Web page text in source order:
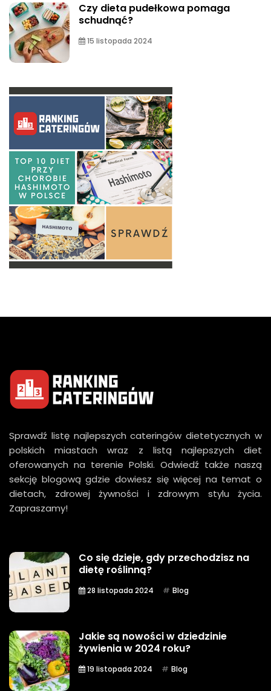
Czy dieta pudełkowa pomaga
schudnąć?
15 listopada 2024
Sprawdź listę najlepszych cateringów dietetycznych w
polskich miastach wraz z listą najlepszych diet
oferowanych na terenie Polski. Odwiedź także naszą
sekcję blogową gdzie dowiesz się więcej na temat o
dietach, zdrowej żywności i zdrowym stylu życia.
Zapraszamy!
Co się dzieje, gdy przechodzisz na
dietę roślinną?
28 listopada 2024 Blog
Jakie są nowości w dziedzinie
żywienia w 2024 roku?
19 listopada 2024 Blog